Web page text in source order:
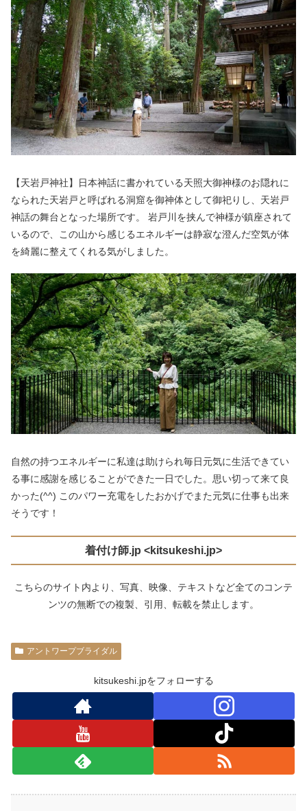
【天岩戸神社】日本神話に書かれている天照大御神様のお隠れに
なられた天岩戸と呼ばれる洞窟を御神体として御祀りし、天岩戸
神話の舞台となった場所です。
岩戸川を挟んで神様が鎮座されて
いるので、この山から感じるエネルギーは静寂な澄んだ空気が体
を綺麗に整えてくれる気がしました。
自然の持つエネルギーに私達は助けられ毎日元気に生活できてい
る事に感謝を感じることができた一日でした。思い切って来て良
かった(^^) このパワー充電をしたおかげでまた元気に仕事も出来
そうです！
着付け師 .jp <kitsukeshi.jp>
こちらのサイト内より、写真、映像、テキストなど全てのコンテ
ンツの無断での複製、引用、転載を禁止します。
アントワープブライダル
kitsukeshi.jpをフォローする